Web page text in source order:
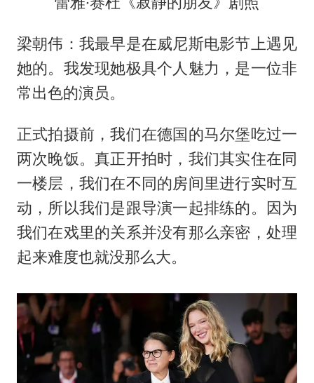
梁朝伟：我最早是在威尼斯电影节上遇见
她的。我发现她极具个人魅力，是一位非
常出色的演员。
正式拍摄前，我们在德国的马尔堡吃过一
两次晚饭。真正开拍时，我们其实住在同
一楼层，我们在不同的房间里进行实时互
动，所以我们是跟导演一起排练的。因为
我们在戏里的关系并没有那么亲密，处理
起来难度也就没那么大。